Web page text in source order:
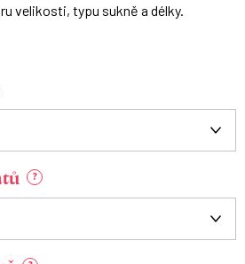
velikosti, typu sukně a délky.
?